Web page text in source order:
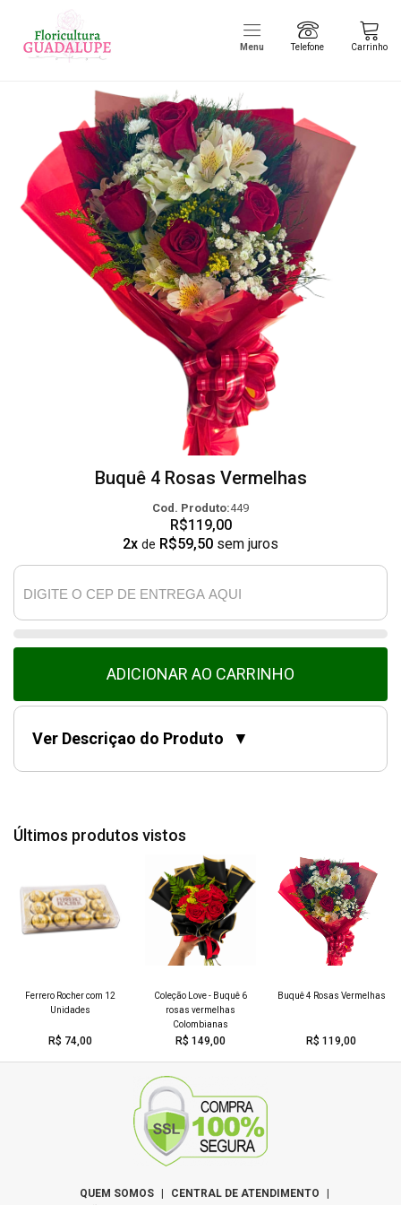
Menu Telefone Carrinho
Buquê 4 Rosas Vermelhas
Cod. Produto:449
R$119,00
2x de R$59,50 sem juros
ADICIONAR AO CARRINHO
Ver Descriçao do Produto ▼
presente perfeito para transmitir sentimentos de
amor e apreciação, ou simplesmente para alegrar
45cm
Últimos produtos vistos
Ferrero Rocher com 12
Unidades
R$ 74,00
Coleção Love - Buquê 6
rosas vermelhas
Colombianas
R$ 149,00
Buquê 4 Rosas Vermelhas
R$ 119,00
QUEM SOMOS | CENTRAL DE ATENDIMENTO |